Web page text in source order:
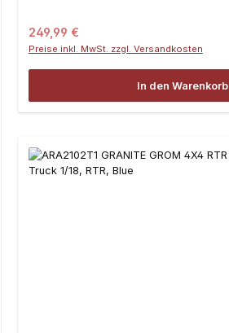
Regulärer Preis:
249,99 €
Preise inkl. MwSt. zzgl. Versandkosten
In den Warenkorb